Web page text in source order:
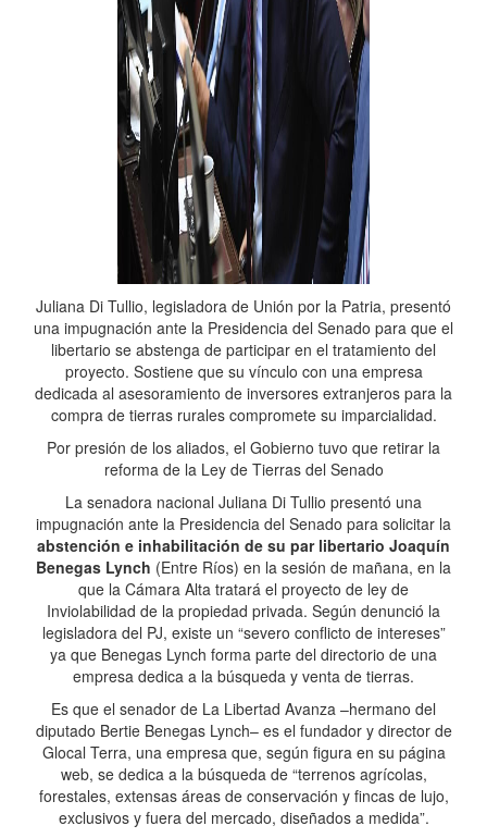
Juliana Di Tullio, legisladora de Unión por la Patria, presentó
una impugnación ante la Presidencia del Senado para que el
libertario se abstenga de participar en el tratamiento del
proyecto. Sostiene que su vínculo con una empresa
dedicada al asesoramiento de inversores extranjeros para la
compra de tierras rurales compromete su imparcialidad.
Por presión de los aliados, el Gobierno tuvo que retirar la
reforma de la Ley de Tierras del Senado
La senadora nacional Juliana Di Tullio presentó una
impugnación ante la Presidencia del Senado para solicitar la
abstención e inhabilitación de su par libertario Joaquín
Benegas Lynch (Entre Ríos) en la sesión de mañana, en la
que la Cámara Alta tratará el proyecto de ley de
Inviolabilidad de la propiedad privada. Según denunció la
legisladora del PJ, existe un “severo conflicto de intereses”
ya que Benegas Lynch forma parte del directorio de una
empresa dedica a la búsqueda y venta de tierras.
Es que el senador de La Libertad Avanza –hermano del
diputado Bertie Benegas Lynch– es el fundador y director de
Glocal Terra, una empresa que, según figura en su página
web, se dedica a la búsqueda de “terrenos agrícolas,
forestales, extensas áreas de conservación y fincas de lujo,
exclusivos y fuera del mercado, diseñados a medida”.